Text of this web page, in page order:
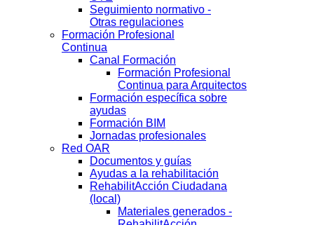
Seguimiento normativo -
Otras regulaciones
Formación Profesional
Continua
Canal Formación
Formación Profesional
Continua para Arquitectos
Formación específica sobre
ayudas
Formación BIM
Jornadas profesionales
Red OAR
Documentos y guías
Ayudas a la rehabilitación
RehabilitAcción Ciudadana
(local)
Materiales generados -